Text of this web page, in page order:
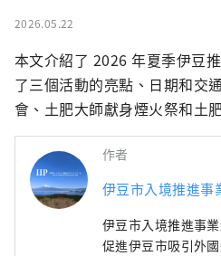
2026.05.22
本文介紹了 2026 年夏季伊豆
了三個活動的亮點、日期和交
會、土肥大師獻身煙火祭和土
作者
伊豆市入境推進事
伊豆市入境推進事
促進伊豆市吸引外